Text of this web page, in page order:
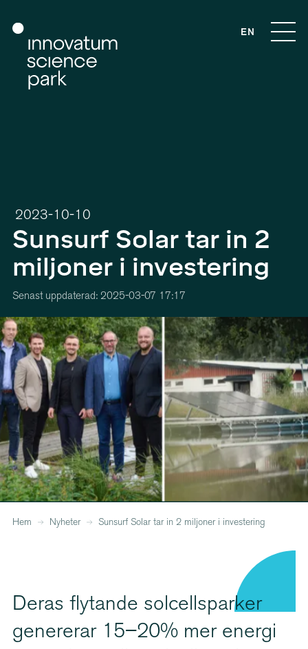
EN
2023-10-10
Sunsurf Solar tar in 2
miljoner i investering
Senast uppdaterad: 2025-03-07 17:17
Hem Nyheter Sunsurf Solar tar in 2 miljoner i investering
Deras flytande solcell­sparker
genererar 15–20% mer energi